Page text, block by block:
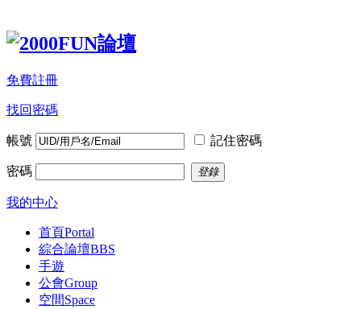
免費註冊
找回密碼
帳號 記住密碼
密碼 登錄
我的中心
首頁Portal
綜合論壇BBS
手遊
公會Group
空間Space